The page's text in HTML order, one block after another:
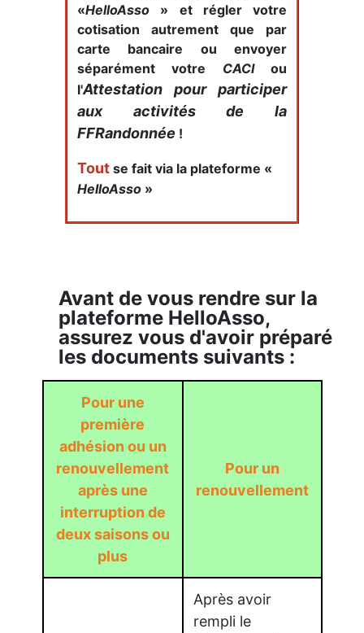
«HelloAsso » et régler votre
cotisation autrement que par
carte bancaire ou envoyer
séparément votre CACIou
l'Attestation pour participer
aux activités de la
FFRandonnée !
Tout se fait via la plateforme «
HelloAsso »
Avant de vous rendre sur la
plateforme HelloAsso,
assurez vous d'avoir préparé
les documents suivants :
Pour une
première
adhésion ou un
renouvellement
après une
interruption de
deux saisons ou
plus
Pour un
renouvellement
Après avoir
rempli le